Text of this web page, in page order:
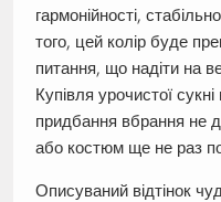
гармонійності,
того, цей колір буде
питання, що надіти на
Купівля урочистої
придбання вбрання не
або костюм ще не раз
Описуваний відтінок